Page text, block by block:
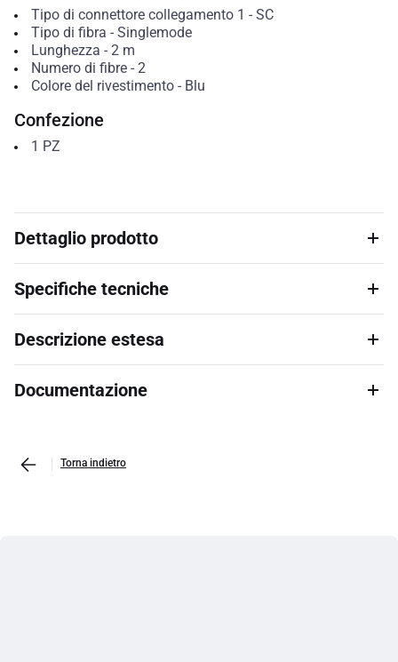
Tipo di connettore collegamento 1 - SC
Tipo di fibra - Singlemode
Lunghezza - 2 m
Numero di fibre- 2
Colore del rivestimento- Blu
Confezione
1 PZ
Dettaglio prodotto
Specifiche tecniche
Descrizione estesa
Documentazione
Torna indietro